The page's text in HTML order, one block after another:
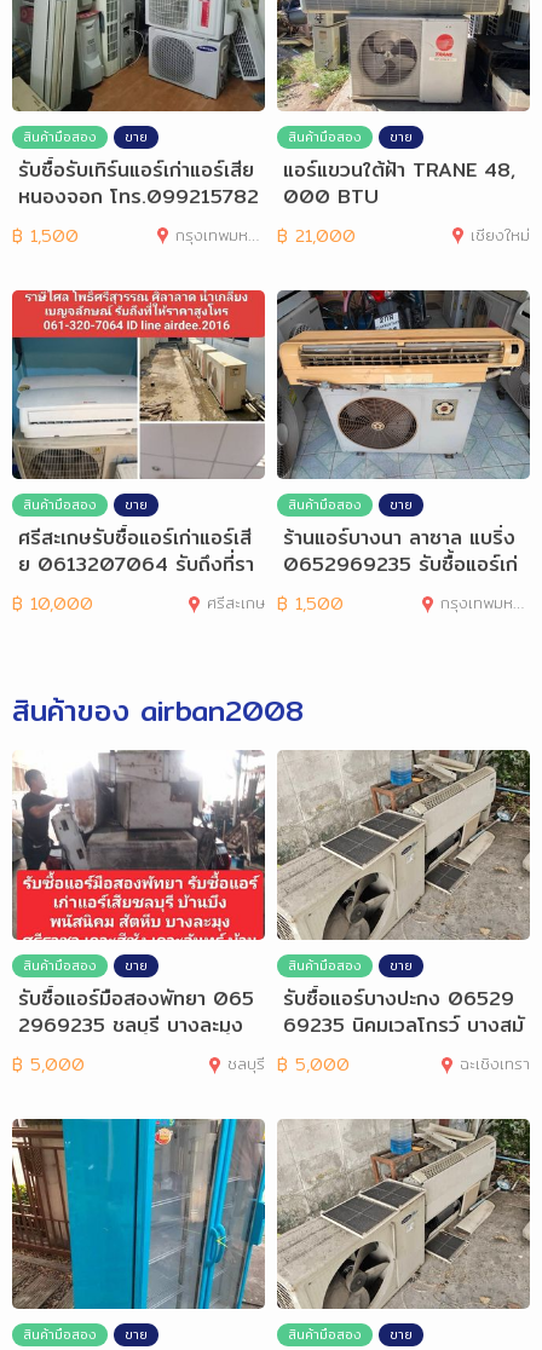
สินค้ามือสอง ขาย
รับซื้อรับเทิร์นแอร์เก่าแอร์เสีย
หนองจอก โทร.099215782
5
฿ 1,500 กรุงเทพมหานคร
สินค้ามือสอง ขาย
แอร์แขวนใต้ฝ้า TRANE 48,
000 BTU
฿ 21,000 เชียงใหม่
สินค้ามือสอง ขาย
ศรีสะเกษรับซื้อแอร์เก่าแอร์เสี
ย 0613207064 รับถึงที่รา
คาสูง
฿ 10,000 ศรีสะเกษ
สินค้ามือสอง ขาย
ร้านแอร์บางนา ลาซาล แบริ่ง
0652969235 รับซื้อแอร์เก่
าแอร์เสีย
฿ 1,500 กรุงเทพมหานคร
สินค้าของ airban2008
สินค้ามือสอง ขาย
รับซื้อแอร์มือสองพัทยา 065
2969235 ชลบุรี บางละมุง
ศรีราชา
฿ 5,000 ชลบุรี
สินค้ามือสอง ขาย
รับซื้อแอร์บางปะกง 06529
69235 นิคมเวลโกรว์ บางสมั
คร บางวัว
฿ 5,000 ฉะเชิงเทรา
สินค้ามือสอง ขาย สินค้ามือสอง ขาย